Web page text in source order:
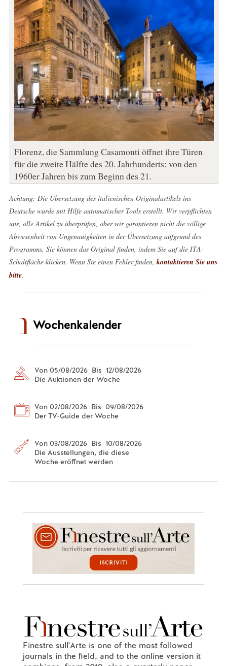
Florenz, die Sammlung Casamonti öffnet ihre Türen
für die zweite Hälfte des 20. Jahrhunderts: von den
1960er Jahren bis zum Beginn des 21.
Achtung: Die Übersetzung des italienischen Originalartikels ins
Deutsche wurde mit Hilfe automatischer Tools erstellt. Wir verpflichten
uns, alle Artikel zu überprüfen, aber wir garantieren nicht die völlige
Abwesenheit von Ungenauigkeiten in der Übersetzung aufgrund des
Programms. Sie können das Original finden, indem Sie auf die ITA-
Schaltfläche klicken. Wenn Sie einen Fehler finden, kontaktieren Sie uns
bitte.
Wochenkalender
Von 05/08/2026 Bis 12/08/2026
Die Auktionen der Woche
Von 02/08/2026 Bis 09/08/2026
Der TV-Guide der Woche
Von 03/08/2026 Bis 10/08/2026
Die Ausstellungen, die diese
Woche eröffnet werden
Finestre sull'Arte is one of the most followed
journals in the field, and to the online version it